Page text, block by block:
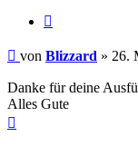
Beitrag
von Blizzard » 26.
Danke für deine
Alles Gute